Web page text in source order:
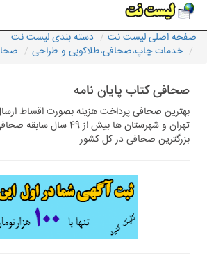
صفحه اصلی لیست نت
دسته بندی لیست نت
خدمات چاپ،صحافی،طلاکوبی و طراحی
صحافی کتاب پایان نامه
بهترین صحافی پرداخت هزینه بصورت اقساط
تهران و شهرستان ها بیش از 49
بزرگترین صحافی در کل کشور